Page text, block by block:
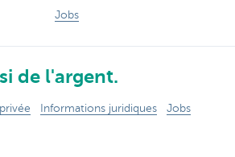
Jobs
de l'argent.
Informations juridiques
Jobs